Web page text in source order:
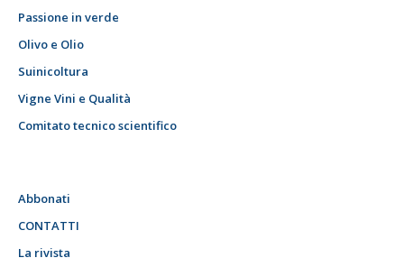
Passione in verde
Olivo e Olio
Suinicoltura
Vigne Vini e Qualità
Comitato tecnico scientifico
Abbonati
CONTATTI
La rivista